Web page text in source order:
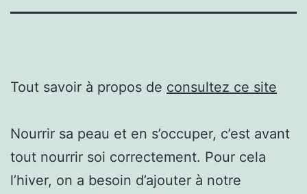
Tout savoir à propos de consultez ce site
Nourrir sa peau et en s’occuper, c’est avant
tout nourrir soi correctement. Pour cela
l’hiver, on a besoin d’ajouter à notre